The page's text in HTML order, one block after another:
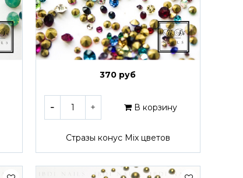
370 руб
В корзину
Стразы конус Mix цветов